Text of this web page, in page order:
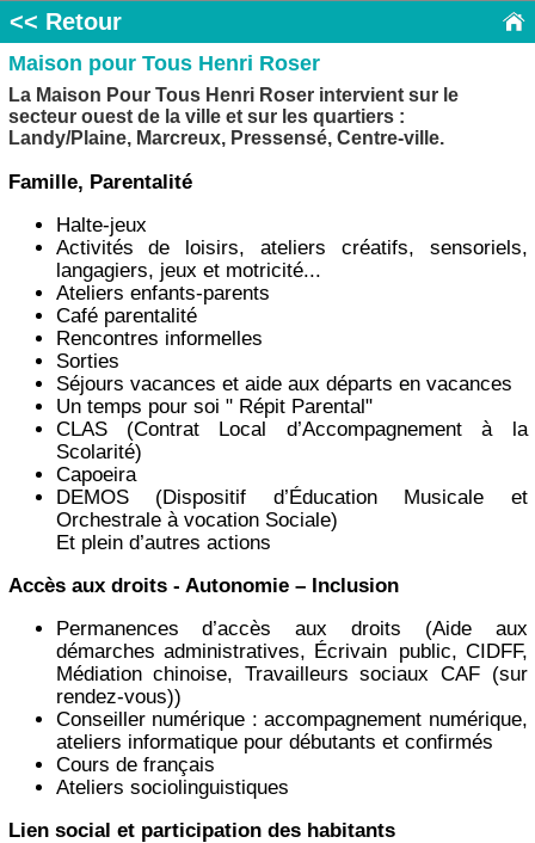
<< Retour
Maison pour Tous Henri Roser
La Maison Pour Tous Henri Roser intervient sur le
secteur ouest de la ville et sur les quartiers :
Landy/Plaine, Marcreux, Pressensé, Centre-ville.
Famille, Parentalité
Halte-jeux
Activités de loisirs, ateliers créatifs, sensoriels,
langagiers, jeux et motricité...
Ateliers enfants-parents
Café parentalité
Rencontres informelles
Sorties
Séjours vacances et aide aux départs en vacances
Un temps pour soi " Répit Parental"
CLAS (Contrat Local d’Accompagnement à la
Scolarité)
Capoeira
DEMOS (Dispositif d’Éducation Musicale et
Orchestrale à vocation Sociale)
Et plein d’autres actions
Accès aux droits - Autonomie – Inclusion
Permanences d’accès aux droits (Aide aux
démarches administratives, Écrivain public, CIDFF,
Médiation chinoise, Travailleurs sociaux CAF (sur
rendez-vous))
Conseiller numérique : accompagnement numérique,
ateliers informatique pour débutants et confirmés
Cours de français
Ateliers sociolinguistiques
Lien social et participation des habitants